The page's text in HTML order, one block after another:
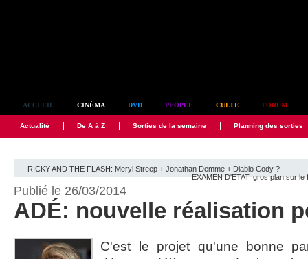
ACCUEIL CINÉMA DVD PEOPLE CULTE FORUM
Actualité De A à Z Sorties de la semaine Planning des sorties
RICKY AND THE FLASH: Meryl Streep + Jonathan Demme + Diablo Cody ?
EXAMEN D'ETAT: gros plan sur
Publié le 26/03/2014
ADÉ: nouvelle réalisation
C'est le projet qu'une bonne